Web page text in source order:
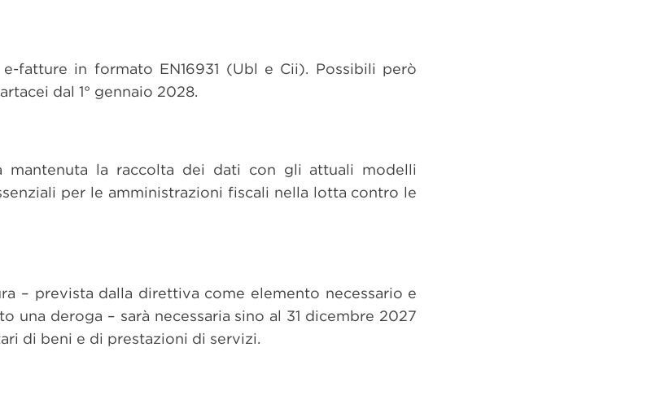
fatture in formato EN16931 (Ubl e Cii). Possibili però
dal 1° gennaio 2028.
mantenuta la raccolta dei dati con gli attuali modelli
per le amministrazioni fiscali nella lotta contro le
– prevista dalla direttiva come elemento necessario e
una deroga – sarà necessaria sino al 31 dicembre 2027
di beni e di prestazioni di servizi.